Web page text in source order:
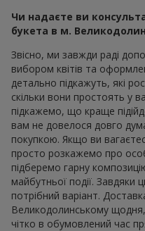
Чи надаєте ви
букета в м.
Звісно, ми завжди раді
вибором квітів та
детально підкажуть, які
скільки вони простоять у
підкажемо, що краще
вам не довелося довго
покупкою. Якщо ви
просто розкажемо про
підберемо гарну
майбутньої події.
потрібний варіант.
Великодолинському
чітко в обумовлений час